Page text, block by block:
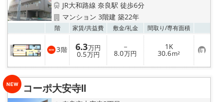
店舗情報·アクセス
会社概要
メールでお問い合わせ
JR大和路線 奈良駅 徒歩6分
マンション 3階建 築22年
階 家賃/共益費 敷金/礼金 間取り/専有面積
3階 6.3万円
0.5万円
－
8.0万円
1K
30.6m² お
気
に
り
コーポ大安寺Ⅱ